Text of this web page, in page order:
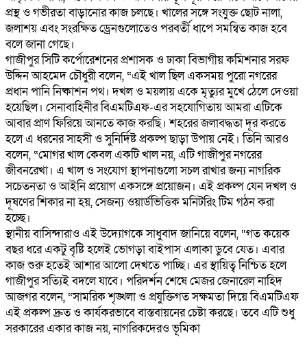
প্রস্থ ও গভীরতা বাড়ানোর কাজ চলছে। খালের সঙ্গে সংযুক্ত ছোট নালা,
জলাশয় এবং সংরক্ষিত ড্রেনগুলোতেও পরবর্তী ধাপে সমন্বিত কাজ হবে
বলে জানা গেছে।
‎গাজীপুর সিটি কর্পোরেশনের প্রশাসক ও ঢাকা বিভাগীয় কমিশনার সরফ
উদ্দিন আহমেদ চৌধুরী বলেন, “এই খাল ছিল একসময় পুরো নগরের
প্রধান পানি নিষ্কাশন পথ। দখল ও ময়লায় একে মৃত্যুর মুখে ঠেলে দেওয়া
হয়েছিল। সেনাবাহিনীর বিএমটিএফ-এর সহযোগিতায় আমরা এটিকে
আবার প্রাণ ফিরিয়ে আনতে কাজ করছি। শহরের জলাবদ্ধতা দূর করতে
হলে এ ধরনের সাহসী ও সুনির্দিষ্ট প্রকল্প ছাড়া উপায় নেই। তিনি আরও
বলেন, “মোগর খাল কেবল একটি খাল নয়, এটি গাজীপুর নগরের
জীবনরেখা। এ খাল ও সংযোগ স্থাপনাগুলো সচল রাখার জন্য নাগরিক
সচেতনতা ও আইনি প্রয়োগ একসঙ্গে প্রয়োজন। এই প্রকল্প যেন দখল ও
দূষণের শিকার না হয়, সেজন্য ওয়ার্ডভিত্তিক মনিটরিং টিম গঠন করা
হচ্ছে।
‎স্থানীয় বাসিন্দারাও এই উদ্যোগকে সাধুবাদ জানিয়ে বলেন, “গত কয়েক
বছর ধরে একটু বৃষ্টি হলেই ভোগড়া বাইপাস এলাকা ডুবে যেত। এবার
কাজ শুরু হতেই আশার আলো দেখতে পাচ্ছি। এর স্থায়িত্ব নিশ্চিত হলে
গাজীপুর সত্যিই বদলে যাবে। পরিদর্শন শেষে মেজর জেনারেল নাহিদ
আজগর বলেন, “সামরিক শৃঙ্খলা ও প্রযুক্তিগত সক্ষমতা দিয়ে বিএমটিএফ
এই প্রকল্প দ্রুত ও কার্যকরভাবে বাস্তবায়নের চেষ্টা করছে। তবে এটি শুধু
সরকারের একার কাজ নয়, নাগরিকদেরও ভূমিকা